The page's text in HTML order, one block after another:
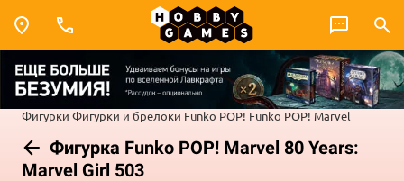
Фигурки Фигурки и брелоки Funko POP! Funko POP! Marvel
Фигурка Funko POP! Marvel 80 Years:
Marvel Girl 503